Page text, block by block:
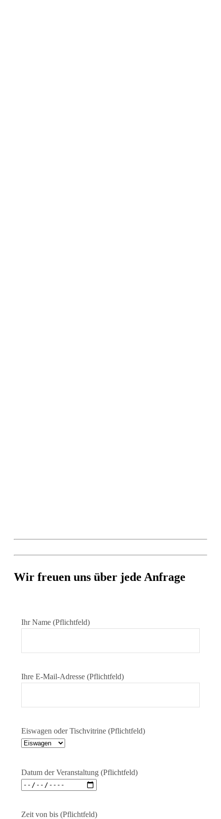
Wir freuen uns über jede Anfrage
Ihr Name (Pflichtfeld)
Ihre E-Mail-Adresse (Pflichtfeld)
Eiswagen oder Tischvitrine (Pflichtfeld)
Datum der Veranstaltung (Pflichtfeld)
Zeit von bis (Pflichtfeld)